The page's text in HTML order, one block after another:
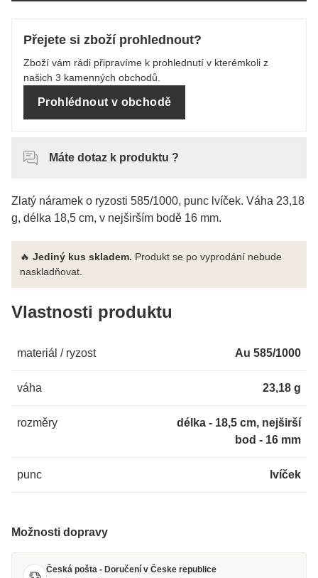
Přejete si zboží prohlednout?
Zboží vám rádi připravíme k prohlednutí v kterémkoli z
našich 3 kamenných obchodů.
Prohlédnout v obchodě
Máte dotaz k produktu ?
Zlatý náramek o ryzosti 585/1000, punc lvíček. Váha 23,18
g, délka 18,5 cm, v nejširším bodě 16 mm.
🔥 Jediný kus skladem. Produkt se po vyprodání nebude
naskladňovat.
Vlastnosti produktu
materiál / ryzost Au 585/1000
váha 23,18 g
rozměry
délka - 18,5 cm, nejširší
bod - 16 mm
punc lvíček
Možnosti dopravy
Česká pošta - Doručení v Česke republice